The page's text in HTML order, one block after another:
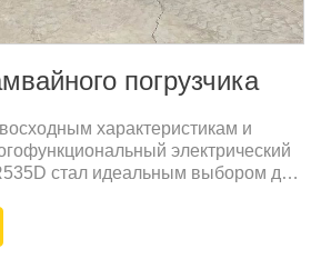
погрузчика
характеристикам и
электрический
стал идеальным выбором для
ли вы в ограниченном
рабочих условиях, R535D